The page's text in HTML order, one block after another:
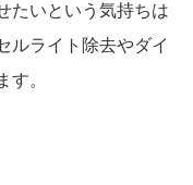
たいという気持ちは
ルライト除去やダイ
す。